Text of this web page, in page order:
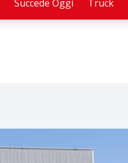
Succede Oggi Truck